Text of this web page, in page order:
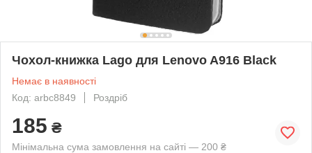
Чохол-книжка Lago для Lenovo A916 Black
Немає в наявності
Код: arbc8849
Роздріб
185 ₴
Мінімальна сума замовлення на сайті — 200 ₴